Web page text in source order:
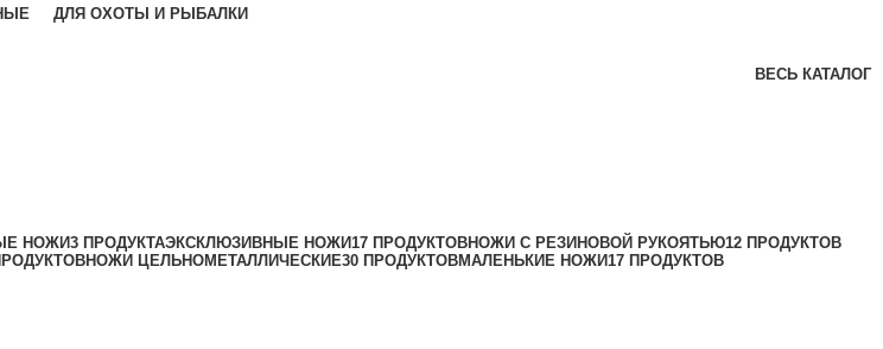
ДЛЯ ОХОТЫ И РЫБАЛКИ
ВЕСЬ КАТАЛОГ
НОЖИ3 ПРОДУКТАЭКСКЛЮЗИВНЫЕ НОЖИ17 ПРОДУКТОВНОЖИ С РЕЗИНОВОЙ РУКОЯТЬЮ12 ПРОДУКТОВ
НОЖИ ЦЕЛЬНОМЕТАЛЛИЧЕСКИЕ30 ПРОДУКТОВМАЛЕНЬКИЕ НОЖИ17 ПРОДУКТОВ